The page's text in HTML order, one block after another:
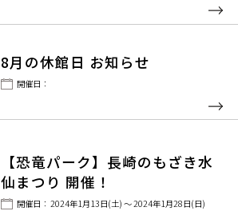
8月の休館日 お知らせ
開催日：
【恐竜パーク】長崎のもざき水
仙まつり 開催！
開催日： 2024年1月13日(土) ～ 2024年1月28日(日)